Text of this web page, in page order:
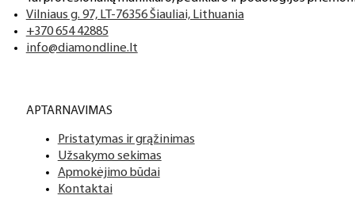
Vilniaus g. 97, LT-76356 Šiauliai, Lithuania
+370 654 42885
info@diamondline.lt
APTARNAVIMAS
Pristatymas ir grąžinimas
Užsakymo sekimas
Apmokėjimo būdai
Kontaktai